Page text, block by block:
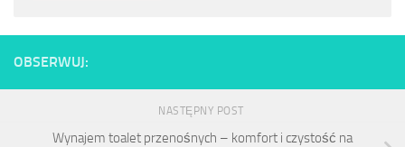
OBSERWUJ:
NASTĘPNY POST
Wynajem toalet przenośnych – komfort i czystość na